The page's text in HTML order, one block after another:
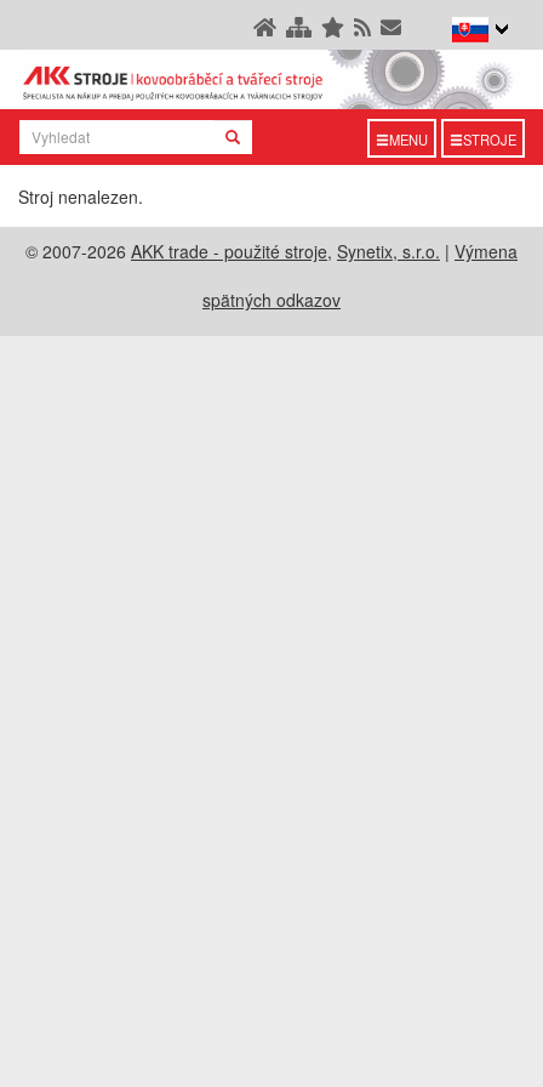
MENU STROJE
Stroj nenalezen.
© 2007-2026 AKK trade - použité stroje, Synetix, s.r.o. | Výmena
spätných odkazov